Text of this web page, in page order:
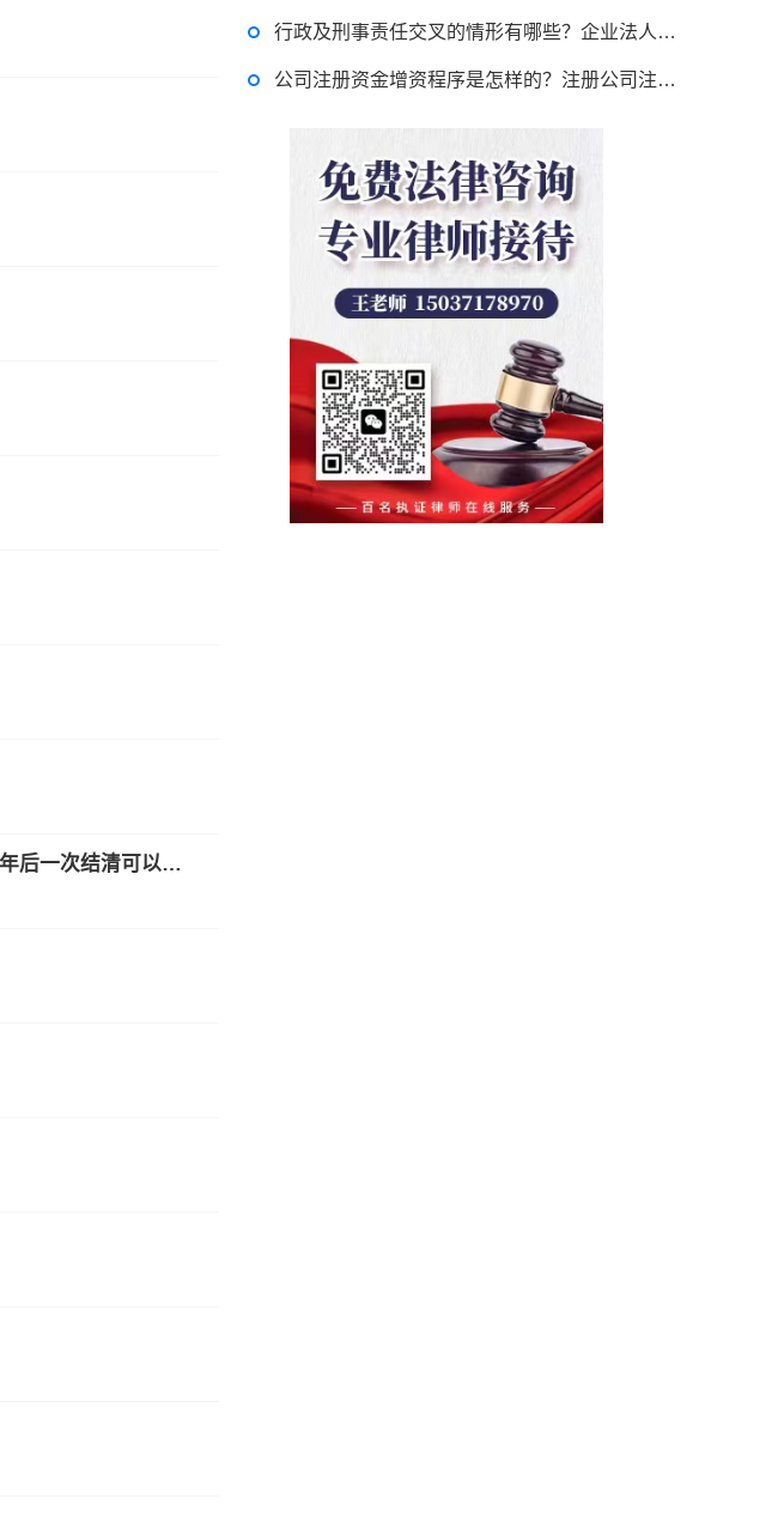
世界热文：网商贷逾期5万催收说要上门核实经济情况真的吗？网商贷逾期延期一年后一次结清可以减免吗？
退休职工涨工资最新消息 退休人员涨工资注意事项有哪些？
律师回答区
跳跳糖是毒品吗？
行政及刑事责任交叉的情形有哪些？企业法人法定代表人登记管理规定是什么？
公司注册资金增资程序是怎样的？注册公司注册资本最低多少？